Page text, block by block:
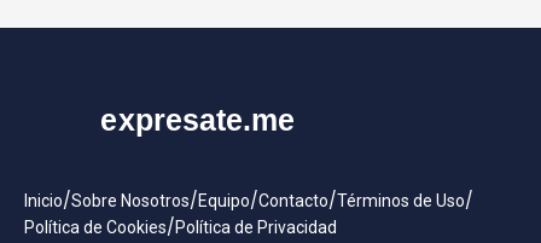
Inicio/Sobre Nosotros/Equipo/Contacto/Términos de Uso/
Política de Cookies/Política de Privacidad